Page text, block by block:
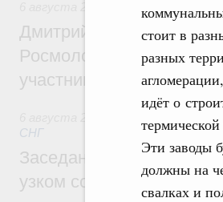
стоит в
разных
идёт о
Эти заводы
должны на
свалках и
Дмитрий Чернышенко,
Росмолодёжи Григорий
участников проекта
Евразийский
СНГ
Заседание
узком составе